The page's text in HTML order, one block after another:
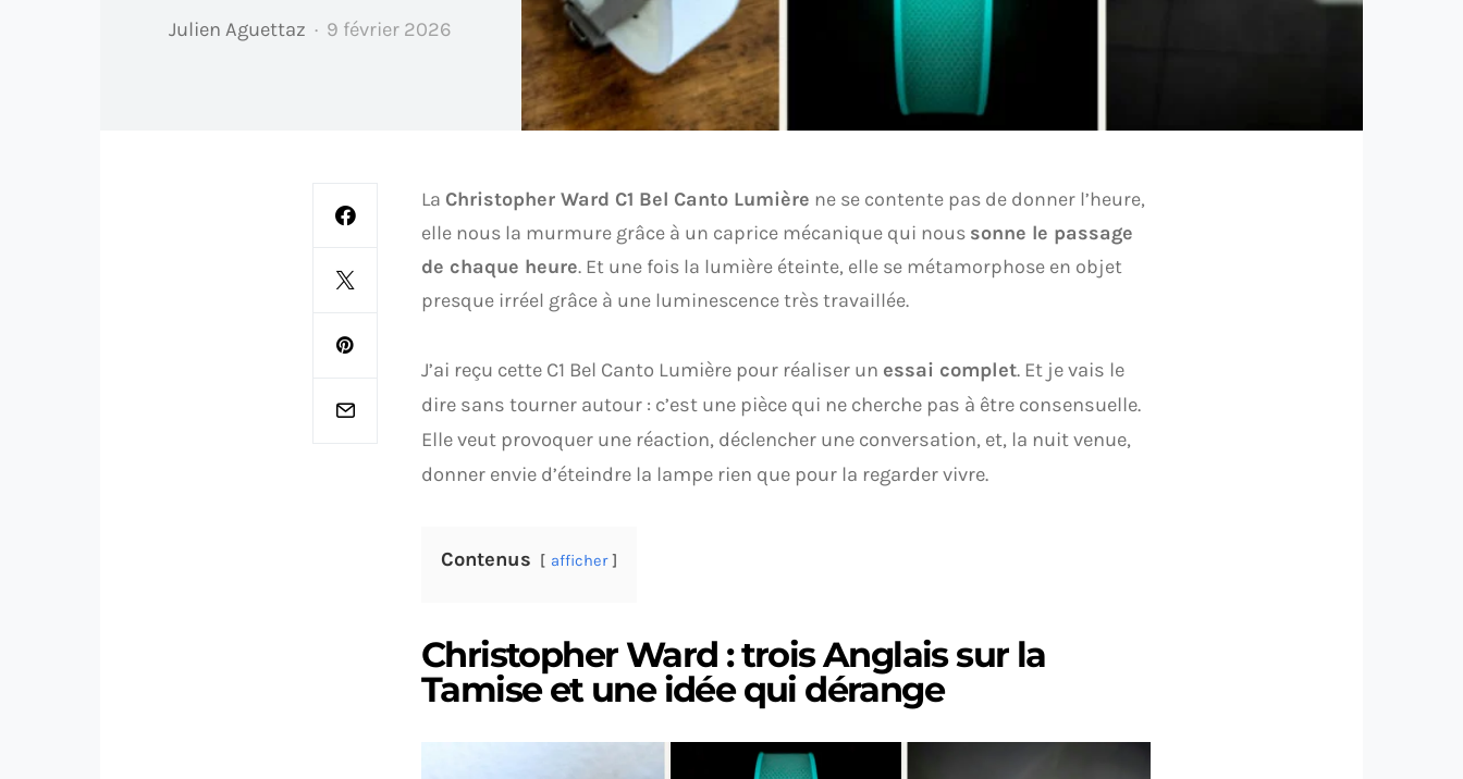
Julien Aguettaz 9 février 2026
La Christopher Ward C1 Bel Canto Lumière ne se contente pas de donner l’heure,
elle nous la murmure grâce à un caprice mécanique qui nous sonne le passage
de chaque heure. Et une fois la lumière éteinte, elle se métamorphose en objet
presque irréel grâce à une luminescence très travaillée.
J’ai reçu cette C1 Bel Canto Lumière pour réaliser un essai complet. Et je vais le
dire sans tourner autour : c’est une pièce qui ne cherche pas à être consensuelle.
Elle veut provoquer une réaction, déclencher une conversation, et, la nuit venue,
donner envie d’éteindre la lampe rien que pour la regarder vivre.
Contenus afficher
Christopher Ward : trois Anglais sur la
Tamise et une idée qui dérange